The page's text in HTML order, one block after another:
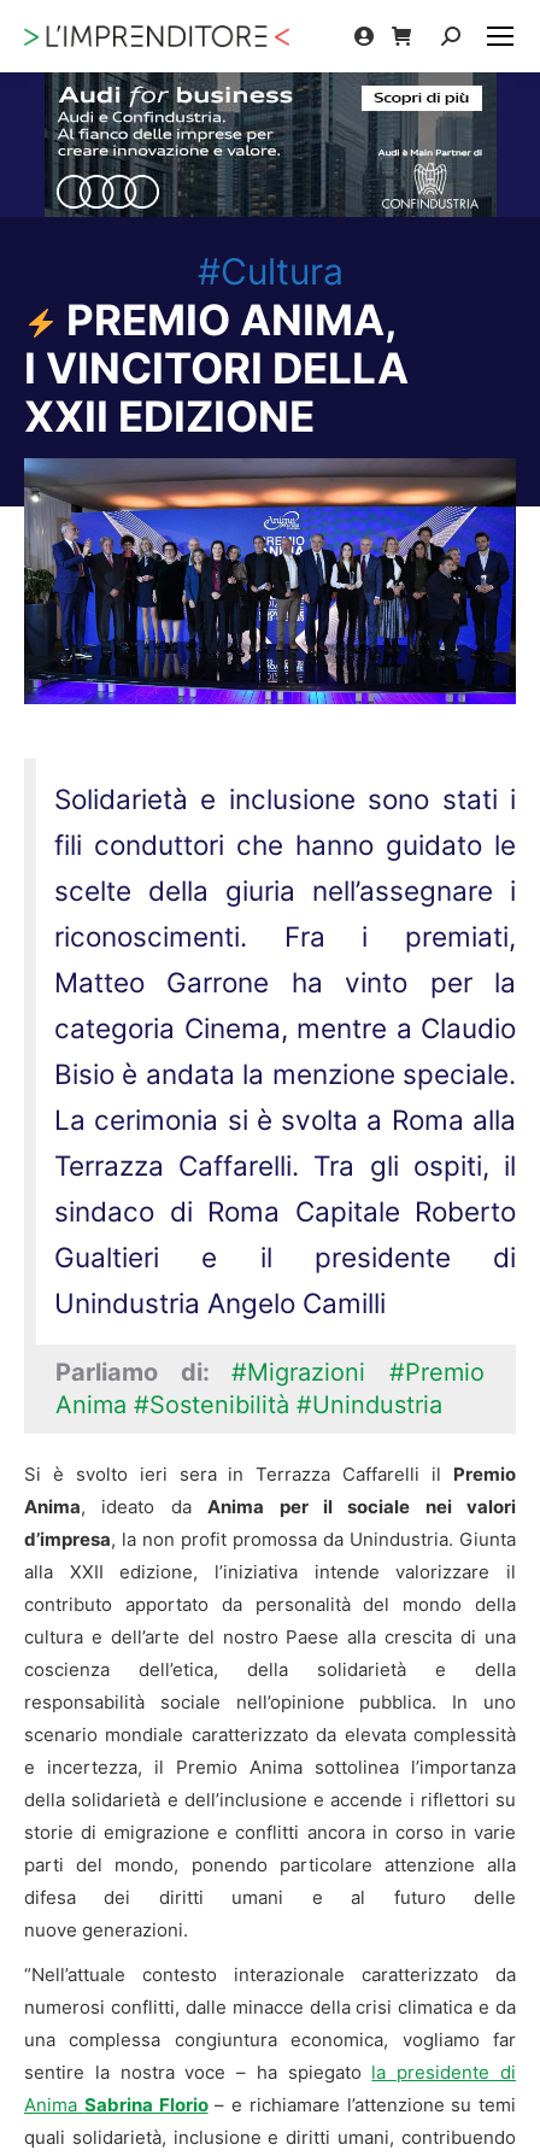
Cerca:
#Cultura
PREMIO ANIMA,
I VINCITORI DELLA
XXII EDIZIONE
Tu sei qui:
Solidarietà e inclusione sono stati i
fili conduttori che hanno guidato le
scelte della giuria nell’assegnare i
riconoscimenti. Fra i premiati,
Matteo Garrone ha vinto per la
categoria Cinema, mentre a Claudio
Bisio è andata la menzione speciale.
La cerimonia si è svolta a Roma alla
Terrazza Caffarelli. Tra gli ospiti, il
sindaco di Roma Capitale Roberto
Gualtieri e il presidente di
Unindustria Angelo Camilli
Parliamo di:#Migrazioni
#Premio
Anima #Sostenibilità #Unindustria
Si è svolto ieri sera in Terrazza Caffarelli il Premio
Anima, ideato daAnima per il sociale nei valori
d’impresa, la non profit promossa da Unindustria. Giunta
alla XXII edizione, l’iniziativa intende valorizzare il
contributo apportato da personalità del mondo della
cultura e dell’arte del nostro Paese alla crescita di una
coscienza dell’etica, della solidarietà e della
responsabilità sociale nell’opinione pubblica. In uno
scenario mondiale caratterizzato da elevata complessità
e incertezza, il Premio Anima sottolinea l’importanza
della solidarietà e dell’inclusione e accende i riflettori su
storie di emigrazione e conflitti ancora in corso in varie
parti del mondo, ponendo particolare attenzione alla
difesa dei diritti umani e al futuro delle
nuove generazioni.
“Nell’attuale contesto interazionale caratterizzato da
numerosi conflitti, dalle minacce della crisi climatica e da
una complessa congiuntura economica, vogliamo far
sentire la nostra voce – ha spiegato la presidente di
Anima Sabrina Florio– e richiamare l’attenzione su temi
quali solidarietà, inclusione e diritti umani, contribuendo